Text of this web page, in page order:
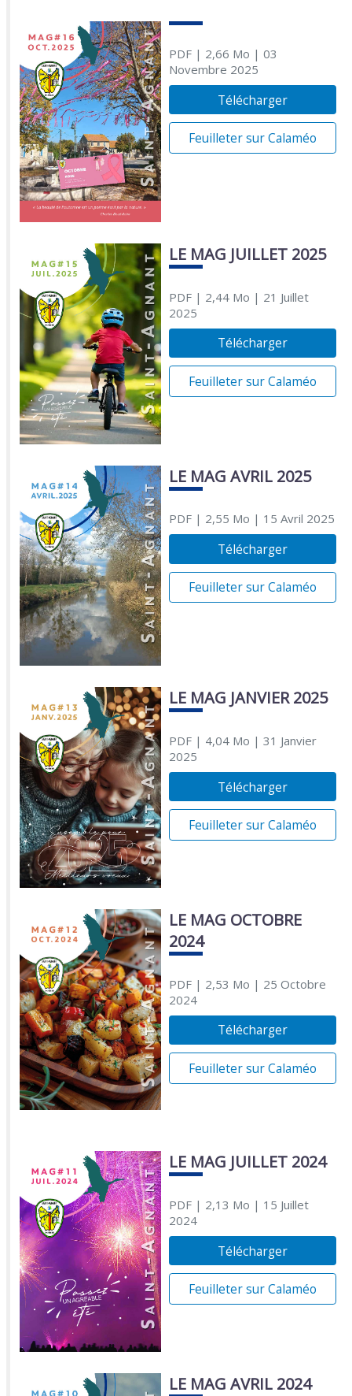
PDF| 2,66 Mo | 03
Novembre 2025
Télécharger
Feuilleter sur Calaméo
LE MAG JUILLET 2025
PDF| 2,44 Mo | 21 Juillet
2025
Télécharger
Feuilleter sur Calaméo
LE MAG AVRIL 2025
PDF| 2,55 Mo | 15 Avril 2025
Télécharger
Feuilleter sur Calaméo
LE MAG JANVIER 2025
PDF| 4,04 Mo | 31 Janvier
2025
Télécharger
Feuilleter sur Calaméo
LE MAG OCTOBRE
2024
PDF| 2,53 Mo | 25 Octobre
2024
Télécharger
Feuilleter sur Calaméo
LE MAG JUILLET 2024
PDF| 2,13 Mo | 15 Juillet
2024
Télécharger
Feuilleter sur Calaméo
LE MAG AVRIL 2024